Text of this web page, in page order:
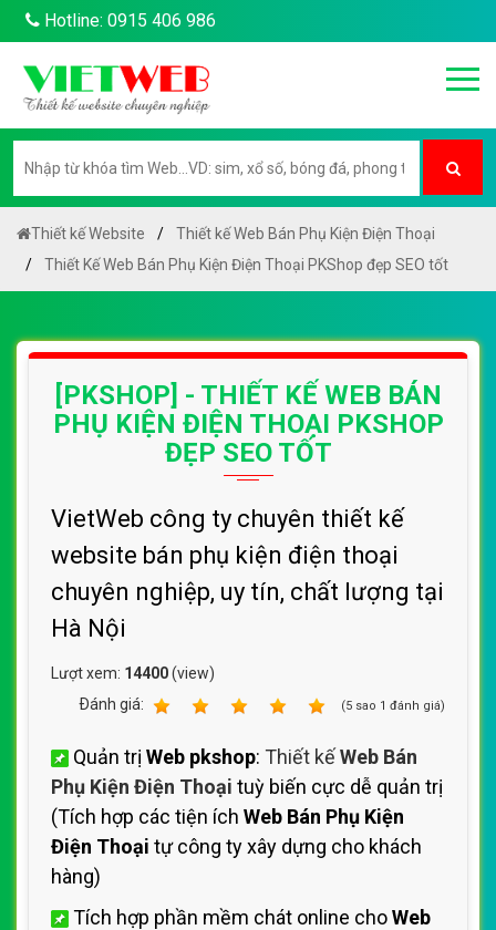
Hotline: 0915 406 986
Thiết kế Website
Thiết kế Web Bán Phụ Kiện Điện Thoại
Thiết Kế Web Bán Phụ Kiện Điện Thoại PKShop đẹp SEO tốt
[PKSHOP] - THIẾT KẾ WEB BÁN
PHỤ KIỆN ĐIỆN THOẠI PKSHOP
ĐẸP SEO TỐT
VietWeb công ty chuyên thiết kế
website bán phụ kiện điện thoại
chuyên nghiệp, uy tín, chất lượng tại
Hà Nội
Lượt xem: 14400(view)
Ðánh giá:
(5 sao 1 đánh giá)
Quản trị Web pkshop: Thiết kếWeb Bán
Phụ Kiện Điện Thoại tuỳ biến cực dễ quản trị
(Tích hợp các tiện ích Web Bán Phụ Kiện
Điện Thoại tự công ty xây dựng cho khách
hàng)
Tích hợp phần mềm chát online choWeb